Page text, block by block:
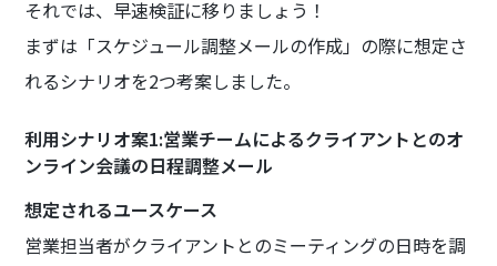
それでは、早速検証に移りましょう！
まずは「スケジュール調整メールの作成」の際に想定さ
れるシナリオを2つ考案しました。
利用シナリオ案1:営業チームによるクライアントとのオ
ンライン会議の日程調整メール
想定されるユースケース
営業担当者がクライアントとのミーティングの日時を調